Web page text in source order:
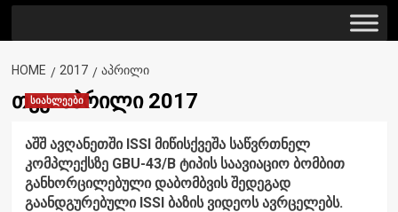
HOME 2017 ᲐᲞᲠᲘᲚᲘ
თვე:აპრილი 2017
სიახლეები
აშშ ავღანეთში ISSI მიწისქვეშა საწვრთნელ
კომპლექსზე GBU-43/B ტიპის საავიაციო ბომბით
განხორცილებული დაბომბვის შედეგად
გაანდგურებული ISSI ბაზის ვიდეოს ავრცელებს.